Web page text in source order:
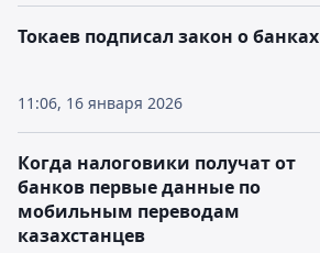
11:06, 16 января 2026
Токаев подписал закон о банках
Когда налоговики получат от
банков первые данные по
мобильным переводам
казахстанцев